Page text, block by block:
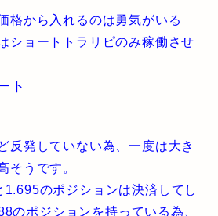
格から入れるのは勇気がいる
ショートトラリピのみ稼働させ
ト
反発していない為、一度は大き
そうです。
のポジションは決済してし
のポジションを持っている為、